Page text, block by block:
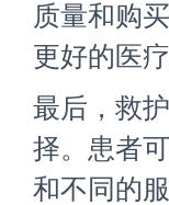
质量和购
更好的医疗
最后，救
择。患者
和不同的